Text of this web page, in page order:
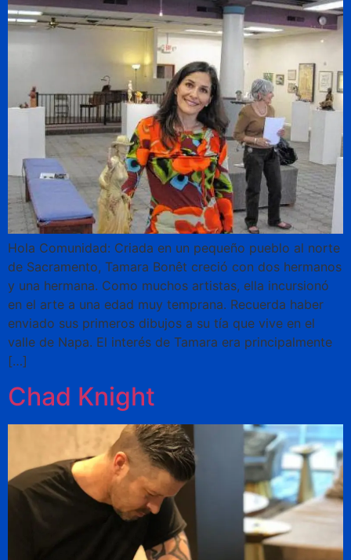
Hola Comunidad: Criada en un pequeño pueblo al norte
de Sacramento, Tamara Bonêt creció con dos hermanos
y una hermana. Como muchos artistas, ella incursionó
en el arte a una edad muy temprana. Recuerda haber
enviado sus primeros dibujos a su tía que vive en el
valle de Napa. El interés de Tamara era principalmente
[…]
Chad Knight